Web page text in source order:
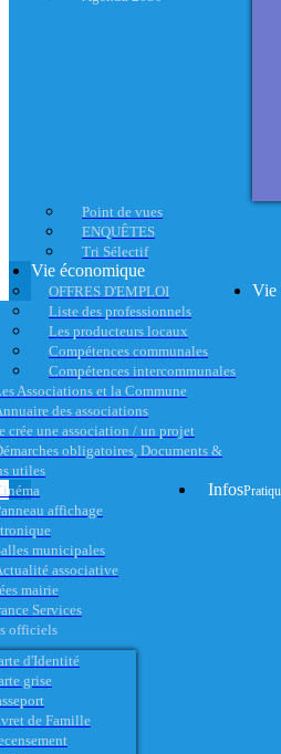
Point de vues
ENQUÊTES
Tri Sélectif
Vie économique
OFFRES D'EMPLOI
Liste des professionnels
Les producteurs locaux
Compétences communales
Compétences intercommunales
Vie
Associations et la Commune
des associations
crée une association / un projet
obligatoires, Documents &
utiles
affichage
municipales
associative
Infos
mairie
Services
officiels
d'Identité
grise
de Famille